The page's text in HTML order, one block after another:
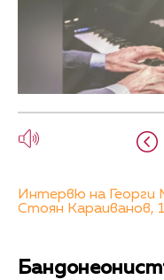
Интервю на Георги
Стоян Караиванов,